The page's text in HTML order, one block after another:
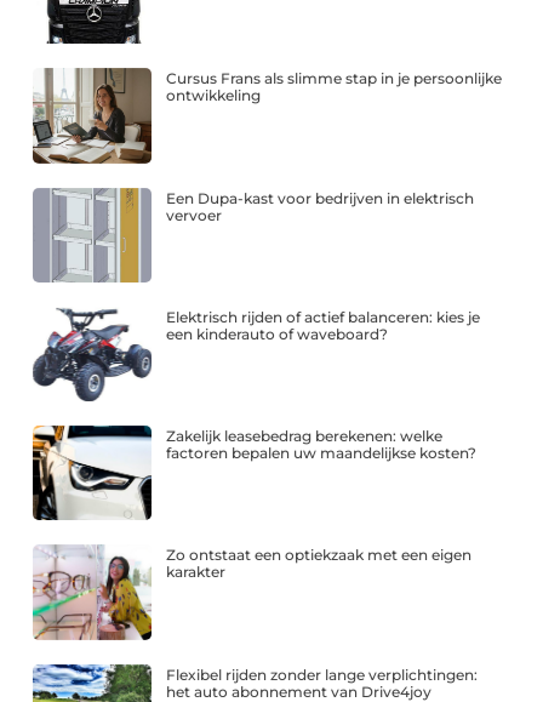
Cursus Frans als slimme stap in je persoonlijke
ontwikkeling
Een Dupa-kast voor bedrijven in elektrisch
vervoer
Elektrisch rijden of actief balanceren: kies je
een kinderauto of waveboard?
Zakelijk leasebedrag berekenen: welke
factoren bepalen uw maandelijkse kosten?
Zo ontstaat een optiekzaak met een eigen
karakter
Flexibel rijden zonder lange verplichtingen:
het auto abonnement van Drive4joy